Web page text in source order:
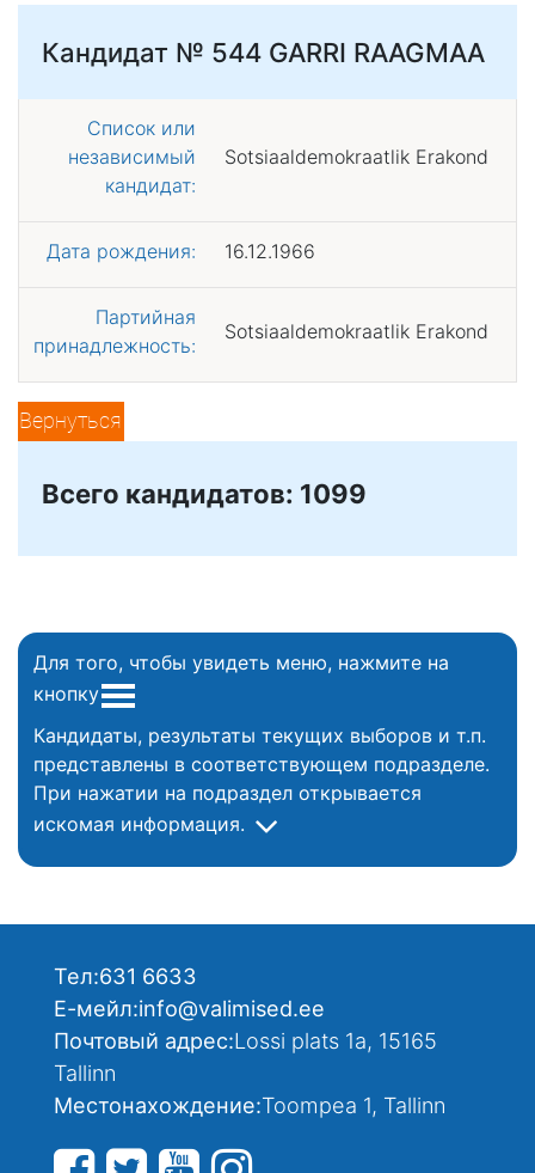
Кандидат № 544 GARRI RAAGMAA
Список или
независимый
кандидат:
Sotsiaaldemokraatlik Erakond
Дата рождения: 16.12.1966
Партийная
принадлежность:
Sotsiaaldemokraatlik Erakond
Вернуться
Всего кандидатов: 1099
Для того, чтобы увидеть меню, нажмите на
кнопку
Кандидаты, результаты текущих выборов и т.п.
представлены в соответствующем подразделе.
При нажатии на подраздел открывается
искомая информация.
Тел:631 6633
Е-мейл:info@valimised.ee
Почтовый адрес:Lossi plats 1a, 15165
Tallinn
Местонахождение:Toompea 1, Tallinn